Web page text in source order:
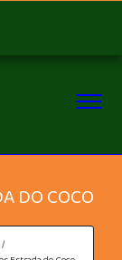
DO COCO